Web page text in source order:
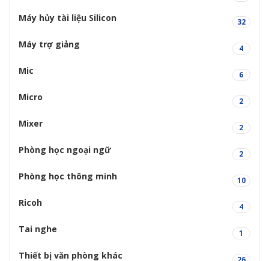
Máy hủy tài liệu Silicon 32
Máy trợ giảng 4
Mic 6
Micro 2
Mixer 2
Phòng học ngoại ngữ 2
Phòng học thông minh 10
Ricoh 4
Tai nghe 1
Thiết bị văn phòng khác